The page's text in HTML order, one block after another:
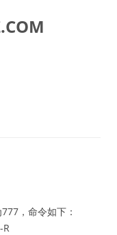
，命令如下：
R